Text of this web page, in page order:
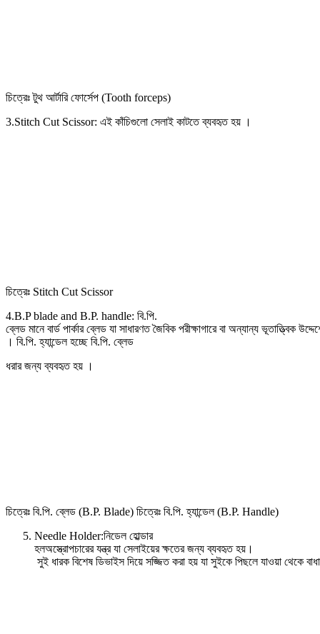
চিত্রেঃ টুথ আর্টারি ফোর্সেপ (Tooth forceps)
3.Stitch Cut Scissor: এই কাঁচিগুলো সেলাই কাটতে ব্যবহৃত হয় ।
চিত্রেঃ Stitch Cut Scissor
4.B.P blade and B.P. handle: বি.পি.
ব্লেড মানে বার্ড পার্কার ব্লেড যা সাধারণত জৈবিক পরীক্ষাগারে বা অন্যান্য
। বি.পি. হ্যান্ডেল হচ্ছে বি.পি. ব্লেড
ধরার জন্য ব্যবহৃত হয় ।
চিত্রেঃ বি.পি. ব্লেড (B.P. Blade) চিত্রেঃ বি.পি. হ্যান্ডেল (B.P. Handle)
Needle Holder:নিডেল হোল্ডার
হলঅস্ত্রোপচারের যন্ত্র যা সেলাইয়ের ক্ষতের জন্য ব্যবহৃত হয়।
সুই ধারক বিশেষ ডিভাইস দিয়ে সজ্জিত করা হয় যা সুইকে পিছলে যাওয়া থেকে